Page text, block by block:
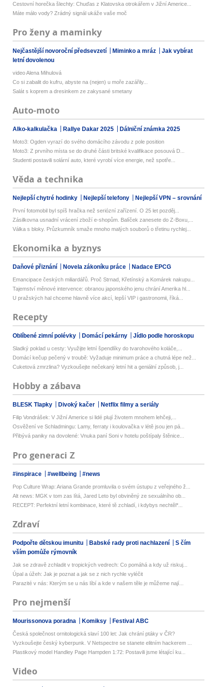
Cestovní horečka šlechty: Chuďas z Klatovska otrokářem v Jižní Americe...
Máte málo vody? Zrádný signál ukáže vaše moč
Pro ženy a maminky
Nejčastější novoroční předsevzetí Miminko a mráz
Jak vybírat
letní dovolenou
video Alena Mihulová
Co si zabalit do kufru, abyste na (nejen) u moře zazářily...
Salát s koprem a dresinkem ze zakysané smetany
Auto-moto
Alko-kalkulačka Rallye Dakar 2025 Dálniční známka 2025
Moto3: Ogden vyrazí do svého domácího závodu z pole position
Moto3: Z prvního místa se do druhé části britské kvalifikace posouvá D...
Studenti postavili solární auto, které vyrobí více energie, než spotře...
Věda a technika
Nejlepší chytré hodinky Nejlepší telefony Nejlepší VPN – srovnání
První fotomobil byl spíš hračka než seriózní zařízení. O 25 let pozděj...
Zásilkovna usnadní vrácení zboží e-shopům. Balíček zanesete do Z-Boxu,...
Válka s bloky. Průzkumník smaže mnoho malých souborů o třetinu rychlej...
Ekonomika a byznys
Daňové přiznání Novela zákoníku práce Nadace EPCG
Emancipace českých miliardářů. Proč Strnad, Křetínský a Komárek nakupu...
Tajemství měnové intervence: obranou japonského jenu chrání Amerika hl...
U pražských hal chceme hlavně více akcí, lepší VIP i gastronomii, říká...
Recepty
Oblíbené zimní polévky Domácí pekárny Jídlo podle horoskopu
Sladký poklad u cesty: Využijte letní špendlíky do tvarohového koláče,...
Domácí kečup pečený v troubě: Vyžaduje minimum práce a chutná lépe než...
Cuketová zmrzlina? Vyzkoušejte nečekaný letní hit a geniální způsob, j...
Hobby a zábava
BLESK Tlapky Divoký kačer Netflix filmy a seriály
Filip Vondrášek: V Jižní Americe si lidé plují životem mnohem lehčeji,...
Osvěžení ve Schladmingu: Lamy, ferraty i koulovačka v létě jsou jen pá...
Přibývá paniky na dovolené: Vnuka paní Soni v hotelu poštípaly štěnice...
Pro generaci Z
#inspirace #wellbeing #news
Pop Culture Wrap: Ariana Grande promluvila o svém ústupu z veřejného ž...
Alt news: MGK v tom zas lítá, Jared Leto byl obviněný ze sexuálního ob...
RECEPT: Perfektní letní kombinace, které tě zchladí, i kdybys nechtěl*...
Zdraví
Podpořte dětskou imunitu Babské rady proti nachlazení
S čím
vším pomůže rýmovník
Jak se zdravě zchladit v tropických vedrech: Co pomáhá a kdy už riskuj...
Úpal a úžeh: Jak je poznat a jak se z nich rychle vyléčit
Parazité v nás: Kterým se u nás líbí a kde v našem těle je můžeme nají...
Pro nejmenší
Mourissonova poradna Komiksy Festival ABC
Česká společnost ornitologická slaví 100 let: Jak chrání ptáky v ČR?
Vyzkoušejte český kyberpunk. V Netspectre se stanete elitním hackerem ...
Plastikový model Handley Page Hampden 1:72: Postavili jsme létající ku...
Video